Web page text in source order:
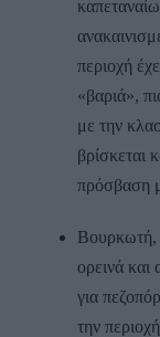
περιοχή
«βαριά»,
με την
βρίσκεται
πρόσβαση
Βουρκωτή,
ορεινά
για
την